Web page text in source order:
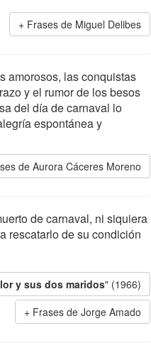
Frases de Miguel Delibes
amorosos, las conquistas
y el rumor de los besos
del día de carnaval lo
espontánea y
de Aurora Cáceres Moreno
de carnaval, ni siquiera
rescatarlo de su condición
y sus dos maridos" (1966)
Frases de Jorge Amado